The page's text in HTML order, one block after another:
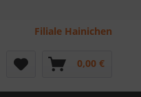
Filiale Hainichen
0,00 €